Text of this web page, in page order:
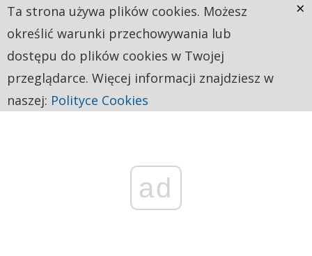
ad
Ta strona używa plików cookies. Możesz
określić warunki przechowywania lub
dostępu do plików cookies w Twojej
przeglądarce. Więcej informacji znajdziesz w
naszej: Polityce Cookies
×